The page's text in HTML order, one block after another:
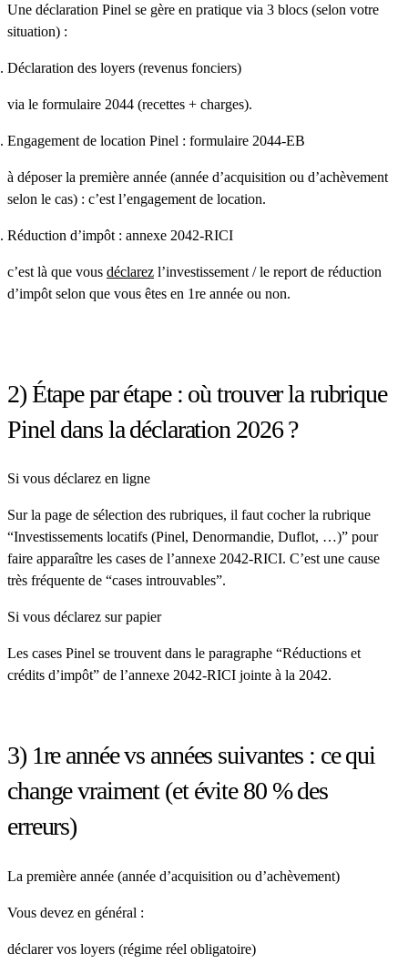
Une déclaration Pinel se gère en pratique via 3 blocs (selon votre
situation) :
Déclaration des loyers (revenus fonciers)
via le formulaire 2044 (recettes + charges).
Engagement de location Pinel : formulaire 2044-EB
à déposerla première année (année d’acquisition ou d’achèvement
selon le cas) : c’est l’engagement de location.
Réduction d’impôt : annexe 2042-RICI
c’est là que vous déclarez l’investissement / le report de réduction
d’impôt selon que vous êtes en 1re année ou non.
2) Étape par étape : où trouver la rubrique
Pinel dans la déclaration 2026 ?
Si vous déclarez en ligne
Sur la page de sélection des rubriques, il fautcocher la rubrique
“Investissements locatifs (Pinel, Denormandie, Duflot, …)” pour
faire apparaître les cases de l’annexe 2042-RICI. C’est une cause
très fréquente de “cases introuvables”.
Si vous déclarez sur papier
Les cases Pinel se trouvent dans le paragraphe “Réductions et
crédits d’impôt” de l’annexe 2042-RICI jointe à la 2042.
3) 1re année vs années suivantes : ce qui
change vraiment (et évite 80 % des
erreurs)
La première année (année d’acquisition ou d’achèvement)
Vous devez en général :
déclarer vos loyers (régime réel obligatoire)